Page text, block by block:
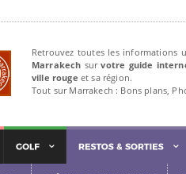
Retrouvez toutes les informations
Marrakech survotre guide
ville rouge et sa région.
Tout sur Marrakech : Bons plans,